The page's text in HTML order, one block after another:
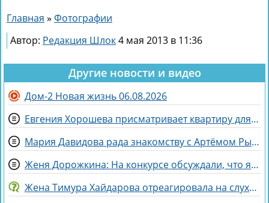
Главная » Фотографии
Автор: Редакция Шлок4 мая 2013 в 11:36
Другие новости и видео
Дом-2 Новая жизнь 06.08.2026
Евгения Хорошева присматривает квартиру для покупки в Питере
Мария Давидова рада знакомству с Артёмом Рышковским на доме 2
Женя Дорожкина: На конкурсе обсуждали, что я злая и мстительная
Жена Тимура Хайдарова отреагировала на слухи о колдовстве